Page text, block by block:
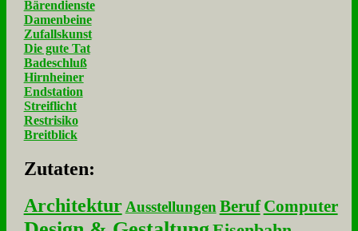
Bärendienste
Damenbeine
Zufallskunst
Die gute Tat
Badeschluß
Hirnheiner
Endstation
Streiflicht
Restrisiko
Breitblick
Zu­ta­ten:
Architektur Ausstellungen Beruf Computer